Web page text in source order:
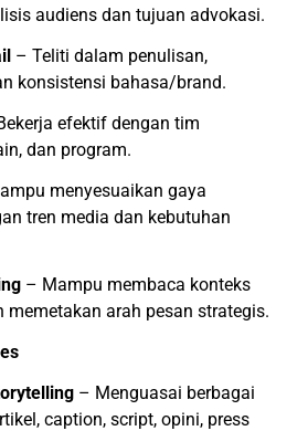
audiens dan tujuan advokasi.
– Teliti dalam penulisan,
konsistensi bahasa/brand.
efektif dengan tim
dan program.
menyesuaikan gaya
tren media dan kebutuhan
– Mampu membaca konteks
memetakan arah pesan strategis.
– Menguasai berbagai
caption, script, opini, press